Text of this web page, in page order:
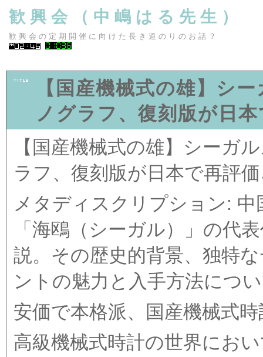
歓興会（中嶋はる先生）
歓興会の定期開催に向けた長き道のりのお話？
【国産機械式の雄】シ
ノグラフ、復刻版が日
【国産機械式の雄】シーガ
ラフ、復刻版が日本で再評
メタディスクリプション:
「海鴎（シーガル）」の代
説。その歴史的背景、独特
ントの魅力と入手方法につ
安価で本格派、国産機械式
高級機械式時計の世界にお